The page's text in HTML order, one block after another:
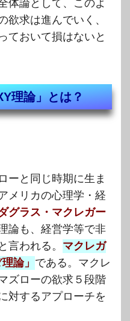
体論として、このよ
欲求は進んでいく、
ておいて損はないと
理論」とは？
ーと同じ時期に生ま
メリカの心理学・経
グラス・マクレガー
論も、経営学等で非
言われる。 マクレガ
論」 である。マクレ
ズローの欲求５段階
対するアプローチを